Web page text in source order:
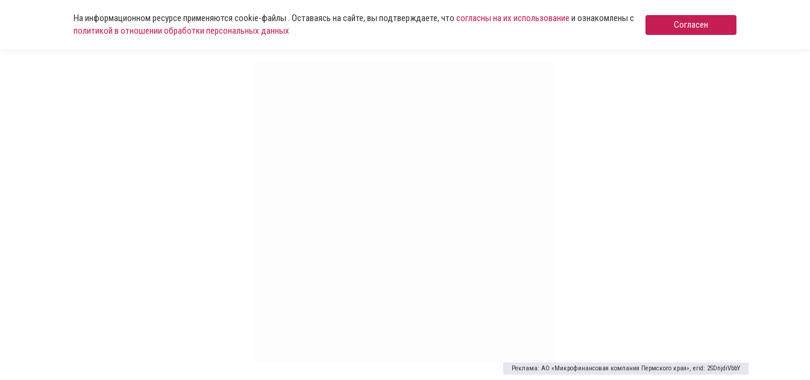
На информационном ресурсе применяются cookie-файлы . Оставаясь на сайте, вы подтверждаете, что согласны на их использование и ознакомлены с
политикой в отношении обработки персональных данных
Согласен
Реклама: АО «Микрофинансовая компания Пермского края», erid: 2SDnjdiVbbY